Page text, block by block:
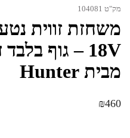
מק"ט 104081
מבית Hunter
₪460